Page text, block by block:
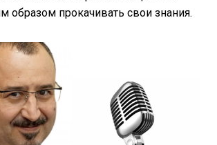
образом прокачивать свои знания.